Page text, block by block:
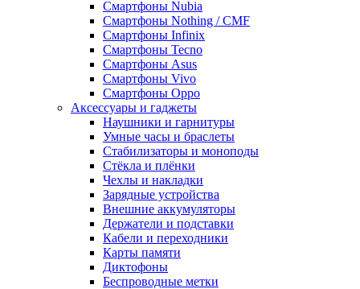
Смартфоны Nubia
Смартфоны Nothing / CMF
Смартфоны Infinix
Смартфоны Tecno
Смартфоны Asus
Смартфоны Vivo
Смартфоны Oppo
Аксессуары и гаджеты
Наушники и гарнитуры
Умные часы и браслеты
Стабилизаторы и моноподы
Стёкла и плёнки
Чехлы и накладки
Зарядные устройства
Внешние аккумуляторы
Держатели и подставки
Кабели и переходники
Карты памяти
Диктофоны
Беспроводные метки